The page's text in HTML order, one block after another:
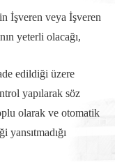
İşveren veya İşveren
yeterli olacağı,
edildiği üzere
yapılarak söz
olarak ve otomatik
yansıtmadığı